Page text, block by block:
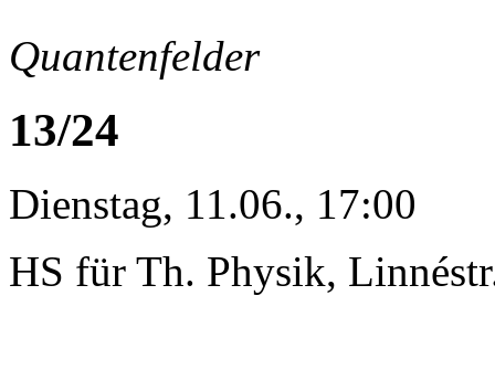
Quantenfelder
13/24
Dienstag, 11.06., 17:00
HS für Th. Physik,